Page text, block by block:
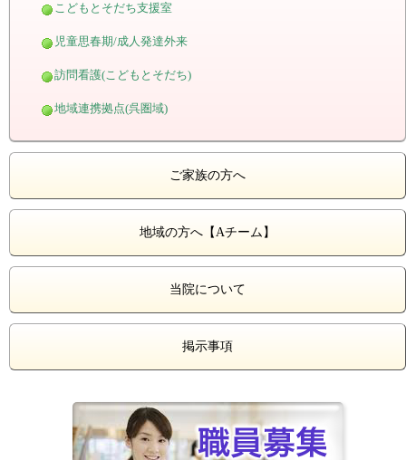
こどもとそだち支援室
児童思春期/成人発達外来
訪問看護(こどもとそだち)
地域連携拠点(呉圏域)
ご家族の方へ
地域の方へ【Aチーム】
当院について
掲示事項